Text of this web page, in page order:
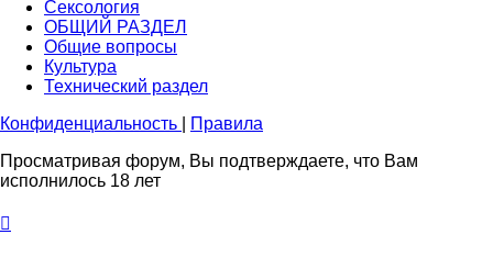
Сексология
ОБЩИЙ РАЗДЕЛ
Общие вопросы
Культура
Технический раздел
Конфиденциальность
Правила
Просматривая форум, Вы подтверждаете, что Вам
исполнилось 18 лет